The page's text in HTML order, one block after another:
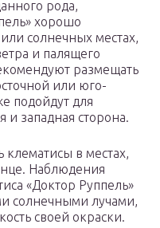
рода,
хорошо
солнечных местах,
и палящего
размещать
или юго-
подойдут для
и западная сторона.
клематисы в местах,
Наблюдения
«Доктор Руппель»
солнечными лучами,
своей окраски.